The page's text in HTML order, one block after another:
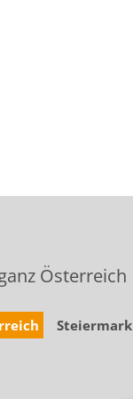
Österreich
Steiermark